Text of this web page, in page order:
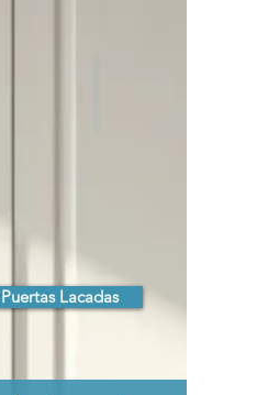
Lacadas